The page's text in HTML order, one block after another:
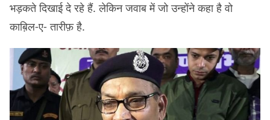
भड़कते दिखाई दे रहे हैं. लेकिन जवाब में जो उन्होंने कहा है वो
काब़िल-ए- तारीफ़ है.